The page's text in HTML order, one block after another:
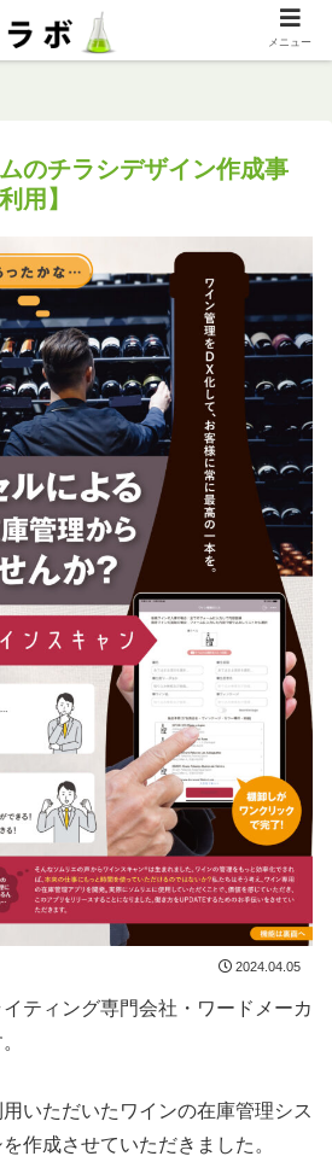
のチラシデザイン作成事
用】
2024.04.05
ティング専門会社・ワードメーカ
いただいたワインの在庫管理シス
作成させていただきました。
メニュー